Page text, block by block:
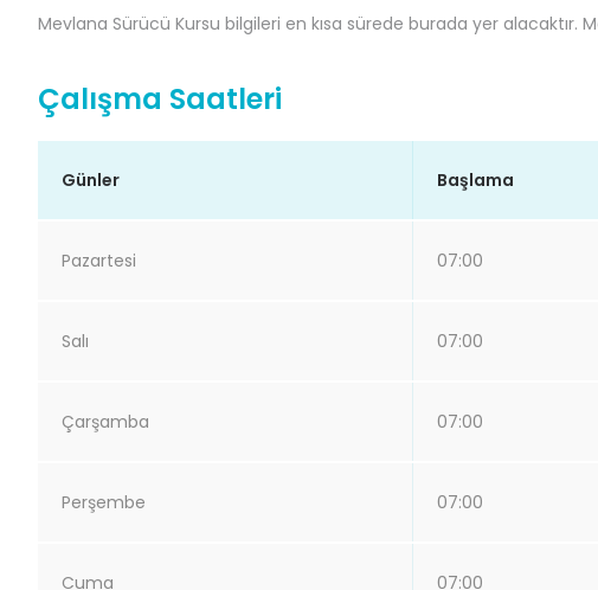
Mevlana Sürücü Kursu bilgileri en kısa sürede burada yer
Çalışma Saatleri
Günler Başlama
Pazartesi 07:00
Salı 07:00
Çarşamba 07:00
Perşembe 07:00
Cuma 07:00